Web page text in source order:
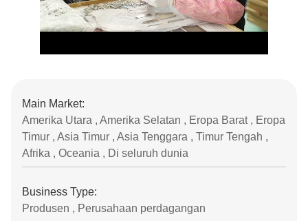
Main Market:
Amerika Utara , Amerika Selatan , Eropa Barat , Eropa
Timur , Asia Timur , Asia Tenggara , Timur Tengah ,
Afrika , Oceania , Di seluruh dunia
Business Type:
Produsen , Perusahaan perdagangan